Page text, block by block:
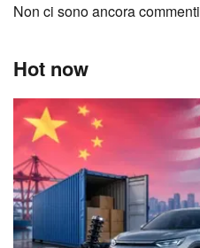
Non ci sono ancora commenti
Hot now